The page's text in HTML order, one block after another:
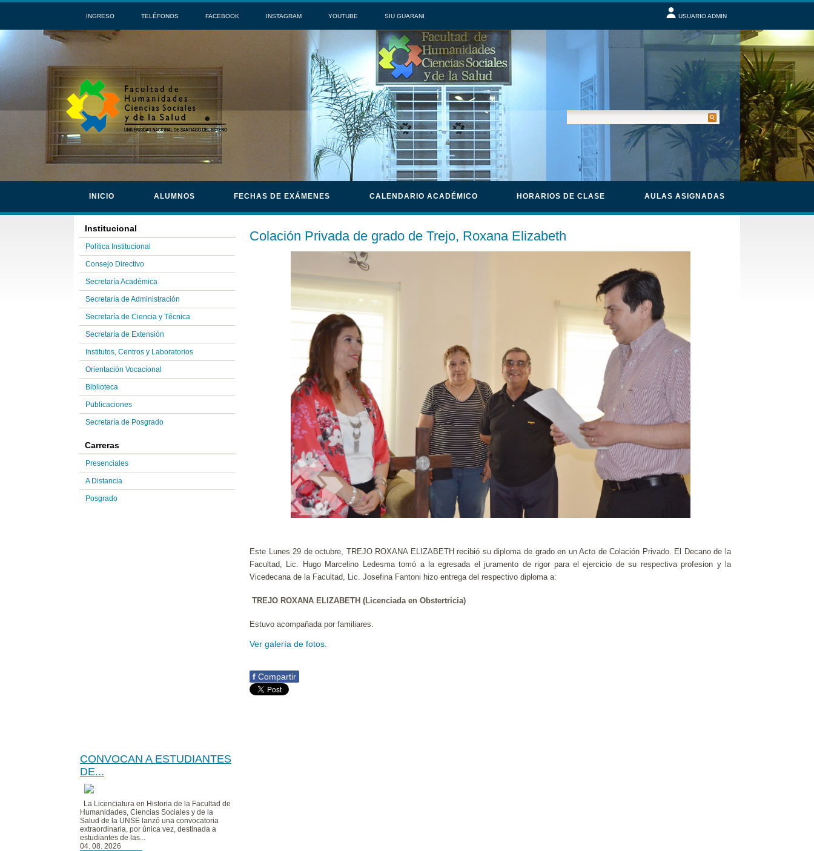
INGRESO TELÉFONOS FACEBOOK INSTAGRAM YOUTUBE SIU GUARANI USUARIO ADMIN
INICIO ALUMNOS FECHAS DE EXÁMENES CALENDARIO ACADÉMICO HORARIOS DE CLASE AULAS ASIGNADAS
Institucional
Política Institucional
Consejo Directivo
Secretaría Académica
Secretaría de Administración
Secretaría de Ciencia y Técnica
Secretaría de Extensión
Institutos, Centros y Laboratorios
Orientación Vocacional
Biblioteca
Publicaciones
Secretaría de Posgrado
Carreras
Presenciales
A Distancia
Posgrado
Colación Privada de grado de Trejo, Roxana Elizabeth
Este Lunes 29 de octubre, TREJO ROXANA ELIZABETH recibió su diploma de grado en un Acto de Colación Privado. El Decano de la
Facultad, Lic. Hugo Marcelino Ledesma tomó a la egresada el juramento de rigor para el ejercicio de su respectiva profesion y la
Vicedecana de la Facultad, Lic. Josefina Fantoni hizo entrega del respectivo diploma a:
TREJO ROXANA ELIZABETH (Licenciada en Obstertricia)
Estuvo acompañada por familiares.
Ver galería de fotos.
f Compartir
CONVOCAN A ESTUDIANTES
DE...
La Licenciatura en Historia de la Facultad de
Humanidades, Ciencias Sociales y de la
Salud de la UNSE lanzó una convocatoria
extraordinaria, por única vez, destinada a
estudiantes de las...
04. 08. 2026